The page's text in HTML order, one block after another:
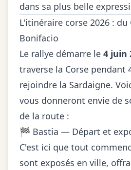
dans sa plus belle
L'itinéraire corse 2026 : du
Bonifacio
Le rallye démarre le 4 juin
traverse la Corse pendant
rejoindre la Sardaigne.
vous donneront envie de
de la route :
🏁 Bastia — Départ et
C'est ici que tout
sont exposés en ville,